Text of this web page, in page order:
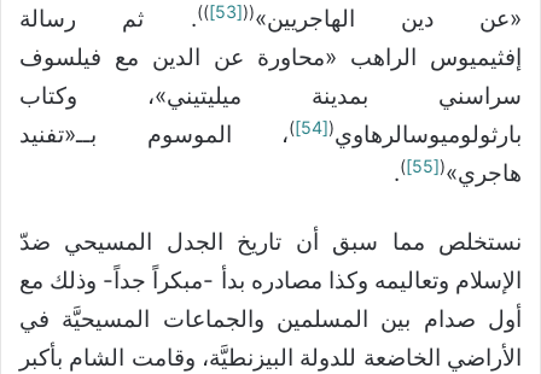
«عن دين الهاجريين»((
[53]
)). ثم رسالة
إفثيميوس الراهب «محاورة عن الدين مع فيلسوف
سراسني بمدينة ميليتيني»، وكتاب
بارثولوميوسالرهاوي(
[54]
)، الموسوم بــ«تفنيد
هاجري»(
[55]
)
.
نستخلص مما سبق أن تاريخ الجدل المسيحي ضدّ
الإسلام وتعاليمه وكذا مصادره بدأ -مبكراً جداً- وذلك مع
أول صدام بين المسلمين والجماعات المسيحيَّة في
الأراضي الخاضعة للدولة البيزنطيَّة، وقامت الشام بأكبر